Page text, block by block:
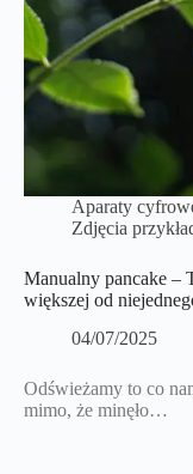
Aparaty
Zdjęcia
Manualny pancake –
większej od
04/07/2025
Odświeżamy to co
mimo, że minęło…